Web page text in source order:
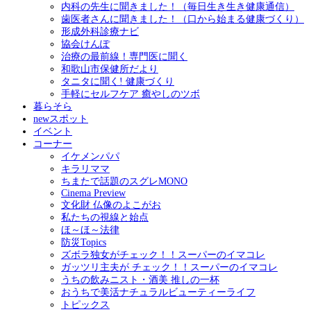
内科の先生に聞きました！（毎日生き生き健康通信）
歯医者さんに聞きました！（口から始まる健康づくり）
形成外科診療ナビ
協会けんぽ
治療の最前線！専門医に聞く
和歌山市保健所だより
タニタに聞く! 健康づくり
手軽にセルフケア 癒やしのツボ
暮らそら
newスポット
イベント
コーナー
イケメンパパ
キラリママ
ちまたで話題のスグレMONO
Cinema Preview
文化財 仏像のよこがお
私たちの視線と始点
ほ～ほ～法律
防災Topics
ズボラ独女がチェック！！スーパーのイマコレ
ガッツリ主夫が チェック！！スーパーのイマコレ
うちの飲みニスト・酒美 推しの一杯
おうちで美活ナチュラルビューティーライフ
トピックス